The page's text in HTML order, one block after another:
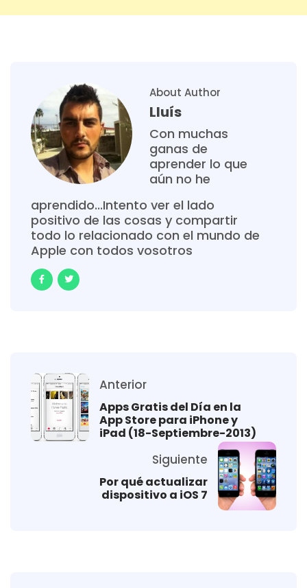
About Author
Lluís
Con muchas
ganas de
aprender lo que
aún no he
aprendido...Intento ver el lado
positivo de las cosas y compartir
todo lo relacionado con el mundo de
Apple con todos vosotros
Anterior
Apps Gratis del Día en la
App Store para iPhone y
iPad (18-Septiembre-2013)
Siguiente
Por qué actualizar
dispositivo a iOS 7